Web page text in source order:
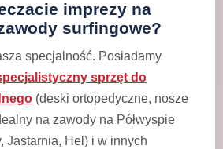
imprezy na
surfingowe?
specjalność. Posiadamy
sprzęt do
(deski ortopedyczne, nosze
na zawody na Półwyspie
Jastarnia, Hel) i w innych